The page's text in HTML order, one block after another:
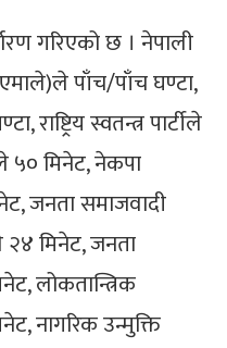
गरिएको छ । नेपाली
पाँच/पाँच घण्टा,
स्वतन्त्र पार्टीले
५० मिनेट, नेकपा
जनता समाजवादी
२४ मिनेट, जनता
लोकतान्त्रिक
नागरिक उन्मुक्ति